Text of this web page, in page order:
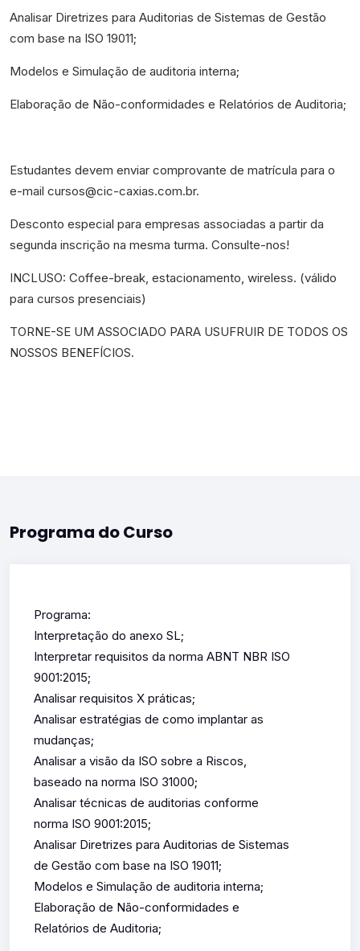
Analisar Diretrizes para Auditorias de Sistemas de Gestão
com base na ISO 19011;
Modelos e Simulação de auditoria interna;
Elaboração de Não-conformidades e Relatórios de Auditoria;
Estudantes devem enviar comprovante de matrícula para o
e-mail cursos@cic-caxias.com.br.
Desconto especial para empresas associadas a partir da
segunda inscrição na mesma turma. Consulte-nos!
INCLUSO: Coffee-break, estacionamento, wireless. (válido
para cursos presenciais)
TORNE-SE UM ASSOCIADO PARA USUFRUIR DE TODOS OS
NOSSOS BENEFÍCIOS.
Programa do Curso
Programa:
Interpretação do anexo SL;
Interpretar requisitos da norma ABNT NBR ISO
9001:2015;
Analisar requisitos X práticas;
Analisar estratégias de como implantar as
mudanças;
Analisar a visão da ISO sobre a Riscos,
baseado na norma ISO 31000;
Analisar técnicas de auditorias conforme
norma ISO 9001:2015;
Analisar Diretrizes para Auditorias de Sistemas
de Gestão com base na ISO 19011;
Modelos e Simulação de auditoria interna;
Elaboração de Não-conformidades e
Relatórios de Auditoria;